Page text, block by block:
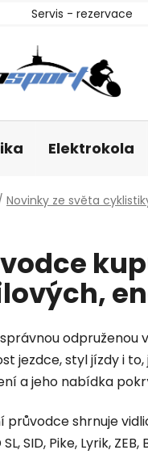
Servis - rezervace
Elektrokola
Novinky ze světa
odpruženou
jezdce, styl jízdy i
a jeho nabídka
průvodce shrnuje
SL, SID, Pike, Lyrik,